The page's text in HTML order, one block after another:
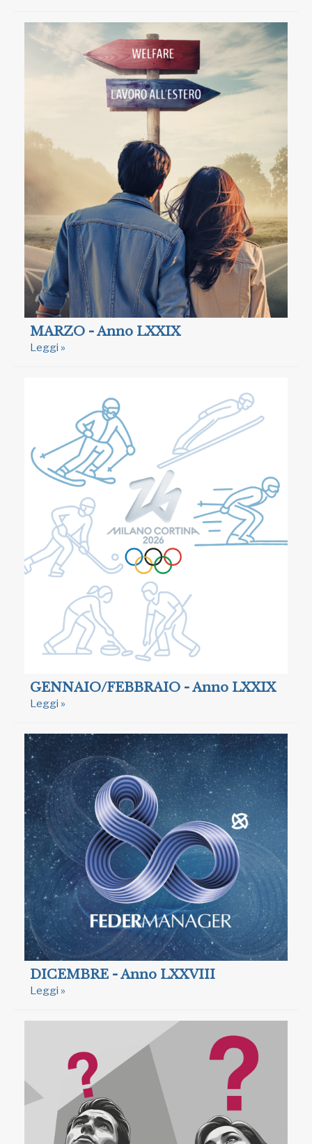
MARZO - Anno LXXIX
Leggi »
GENNAIO/FEBBRAIO - Anno LXXIX
Leggi »
DICEMBRE - Anno LXXVIII
Leggi »